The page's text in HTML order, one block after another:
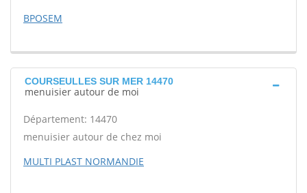
BPOSEM
COURSEULLES SUR MER 14470
menuisier autour de moi
Département: 14470
menuisier autour de chez moi
MULTI PLAST NORMANDIE